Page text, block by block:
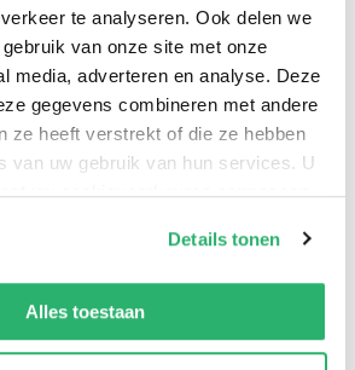
te analyseren. Ook delen we
van onze site met onze
media, adverteren en analyse. Deze
gegevens combineren met andere
ze heeft verstrekt of die ze hebben
van uw gebruik van hun services. U
uw cookievoorkeuren aanpassen
met13 derdendie uw gegevens
en verwerken.
Details tonen
Alles toestaan